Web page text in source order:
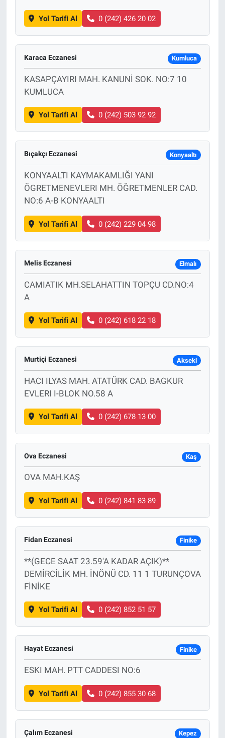
Yol Tarifi Al 0 (242) 426 20 02
Karaca Eczanesi Kumluca
KASAPÇAYIRI MAH. KANUNİ SOK. NO:7 10
KUMLUCA
Yol Tarifi Al 0 (242) 503 92 92
Bıçakçı Eczanesi Konyaaltı
KONYAALTI KAYMAKAMLIĞI YANI
ÖGRETMENEVLERI MH. ÖĞRETMENLER CAD.
NO:6 A-B KONYAALTI
Yol Tarifi Al 0 (242) 229 04 98
Melis Eczanesi Elmalı
CAMIATIK MH.SELAHATTIN TOPÇU CD.NO:4
A
Yol Tarifi Al 0 (242) 618 22 18
Murtiçi Eczanesi Akseki
HACI ILYAS MAH. ATATÜRK CAD. BAGKUR
EVLERI I-BLOK NO.58 A
Yol Tarifi Al 0 (242) 678 13 00
Ova Eczanesi Kaş
OVA MAH.KAŞ
Yol Tarifi Al 0 (242) 841 83 89
Fidan Eczanesi Finike
**(GECE SAAT 23.59'A KADAR AÇIK)**
DEMİRCİLİK MH. İNÖNÜ CD. 11 1 TURUNÇOVA
FİNİKE
Yol Tarifi Al 0 (242) 852 51 57
Hayat Eczanesi Finike
ESKI MAH. PTT CADDESI NO:6
Yol Tarifi Al 0 (242) 855 30 68
Çalım Eczanesi Kepez